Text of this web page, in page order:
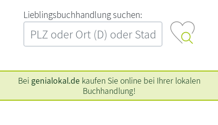
L‍i‍e‍b‍l‍i‍n‍g‍s‍b‍u‍c‍h‍h‍a‍n‍d‍l‍u‍n‍g‍ ‍s‍u‍c‍h‍e‍n‍:‍
Bei genialokal.de kaufen Sie online bei Ihrer lokalen
Buchhandlung!